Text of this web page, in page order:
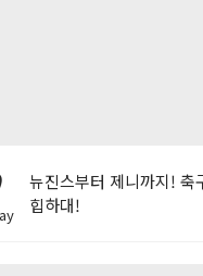
뉴진스부터 제니까지! 축
힙하대!